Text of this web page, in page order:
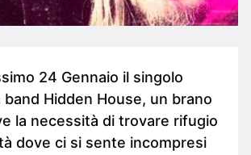
24 Gennaio il singolo
band Hidden House, un brano
la necessità di trovare rifugio
dove ci si sente incompresi